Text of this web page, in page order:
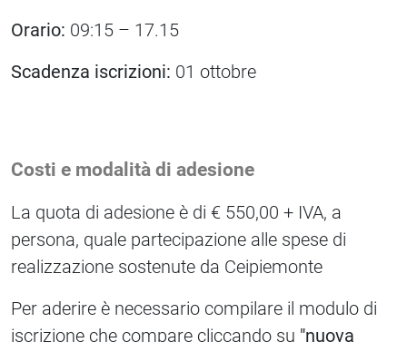
Orario: 09:15 – 17.15
Scadenza iscrizioni: 01 ottobre
Costi e modalità di adesione
La quota di adesione è di € 550,00 + IVA, a
persona, quale partecipazione alle spese di
realizzazione sostenute da Ceipiemonte
Per aderire è necessario compilare il modulo di
iscrizione che compare cliccando su "nuova